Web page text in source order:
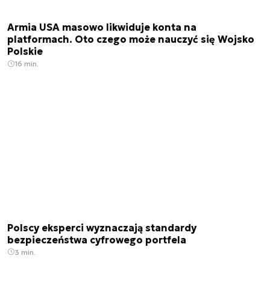
Armia USA masowo likwiduje konta na
platformach. Oto czego może nauczyć się Wojsko
Polskie
16 min.
Polscy eksperci wyznaczają standardy
bezpieczeństwa cyfrowego portfela
3 min.